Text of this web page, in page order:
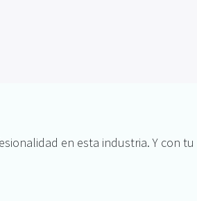
en esta industria. Y con tu